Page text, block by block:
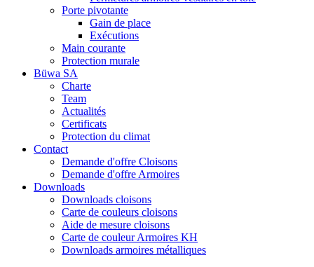
Porte pivotante
Gain de place
Exécutions
Main courante
Protection murale
Büwa SA
Charte
Team
Actualités
Certificats
Protection du climat
Contact
Demande d'offre Cloisons
Demande d'offre Armoires
Downloads
Downloads cloisons
Carte de couleurs cloisons
Aide de mesure cloisons
Carte de couleur Armoires KH
Downloads armoires métalliques